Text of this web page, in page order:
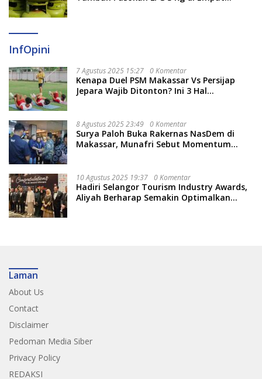
InfOpini
7 Agustus 2025 15:27 0 Komentar
Kenapa Duel PSM Makassar Vs Persijap
Jepara Wajib Ditonton? Ini 3 Hal
8 Agustus 2025 23:49 0 Komentar
Surya Paloh Buka Rakernas NasDem di
Makassar, Munafri Sebut Momentum
10 Agustus 2025 19:37 0 Komentar
Hadiri Selangor Tourism Industry Awards,
Aliyah Berharap Semakin Optimalkan
Laman
About Us
Contact
Disclaimer
Pedoman Media Siber
Privacy Policy
REDAKSI